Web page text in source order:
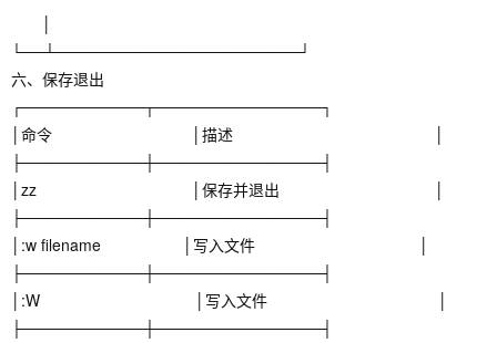
└──┴──────────────────────┘
六、保存退出
┌───────────┬───────────────┐
│命令 │描述 │
├───────────┼───────────────┤
│zz │保存并退出 │
├───────────┼───────────────┤
│:w filename │写入文件 │
├───────────┼───────────────┤
│:W │写入文件 │
├───────────┼───────────────┤